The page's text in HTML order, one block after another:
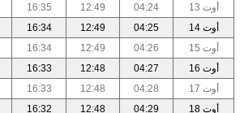
أوت 13
04:24
12:49
16:35
أوت 14
04:25
12:49
16:34
أوت 15
04:26
12:49
16:34
أوت 16
04:27
12:48
16:33
أوت 17
04:28
12:48
16:33
أوت 18
04:29
12:48
16:32